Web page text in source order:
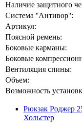
Наличие защитного
Система ''Антивор'':
Артикул:
Поясной ремень:
Боковые карманы:
Боковые
Вентиляция спины:
Объем:
Возможность
Рюкзак Роджер
Хольстер